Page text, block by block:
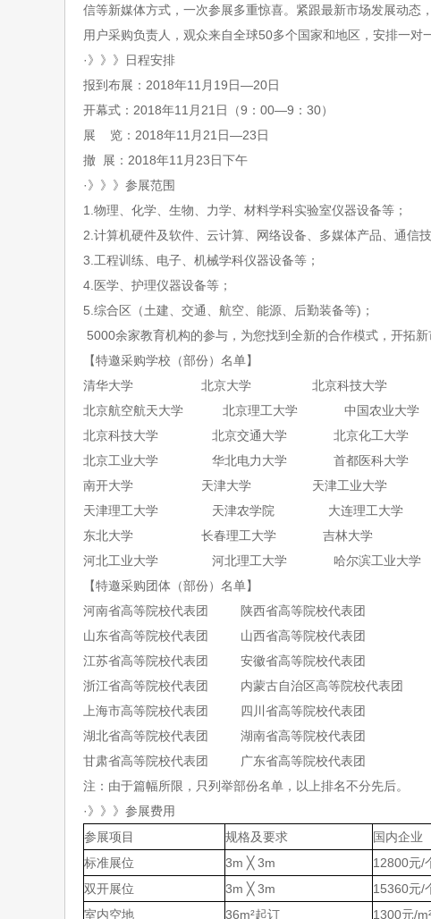
信等新媒体方式，一次参展多重惊喜。紧跟最新市场发展动态
用户采购负责人，观众来自全球50多个国家和地区，安排一对
·》》》
日程安排
报到布展： 2018年11月 19日—20日
开幕式： 2018年11月21日（9 ： 00—9 ： 30）
展
览： 2018年11月21日—23日
撤 展： 2018年11月23日下午
·》》》 参展范围
1.物理、化学、生物、力学、材料学科实验室仪器设备等；
2.计算机硬件及软件、云计算、网络设备、多媒体产品、通信
3.工程训练、电子、机械学科仪器设备等；
4.医学、护理仪器设备等；
5.综合区（土建、交通、航空、能源、后勤装备等) ；
5000余家教育机构的参与，为您找到全新的合作模式，开拓新
【特邀采购学校（部份）名单】
清华大学
北京大学
北京科技大学
北京航空航天大学
北京理工大学
中国农业大学
北京科技大学
北京交通大学
北京化工大学
北京工业大学
华北电力大学
首都医科大学
南开大学
天津大学
天津工业大学
天津理工大学
天津农学院
大连理工大学
东北大学
长春理工大学
吉林大学
河北工业大学
河北理工大学
哈尔滨工业大学
【特邀采购团体（部份）名单】
河南省高等院校代表团
陕西省高等院校代表团
山东省高等院校代表团
山西省高等院校代表团
江苏省高等院校代表团
安徽省高等院校代表团
浙江省高等院校代表团
内蒙古自治区高等院校代表团
上海市高等院校代表团
四川省高等院校代表团
湖北省高等院校代表团
湖南省高等院校代表团
甘肃省高等院校代表团
广东省高等院校代表团
注：由于篇幅所限，只列举部份名单，以上排名不分先后。
·》》》 参展费用
参展项目
规格及要求 国内企业
标准展位
3m ╳ 3m 12800元/
双开展位
3m ╳ 3m 15360元/
室内空地
36m²起订 1300元/